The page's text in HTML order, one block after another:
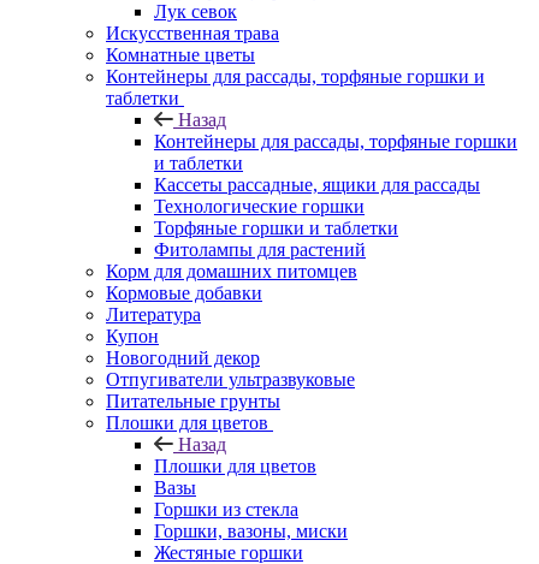
Лук севок
Искусственная трава
Комнатные цветы
Контейнеры для рассады, торфяные горшки и
таблетки
Назад
Контейнеры для рассады, торфяные горшки
и таблетки
Кассеты рассадные, ящики для рассады
Технологические горшки
Торфяные горшки и таблетки
Фитолампы для растений
Корм для домашних питомцев
Кормовые добавки
Литература
Купон
Новогодний декор
Отпугиватели ультразвуковые
Питательные грунты
Плошки для цветов
Назад
Плошки для цветов
Вазы
Горшки из стекла
Горшки, вазоны, миски
Жестяные горшки